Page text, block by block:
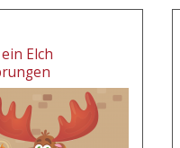
Elch